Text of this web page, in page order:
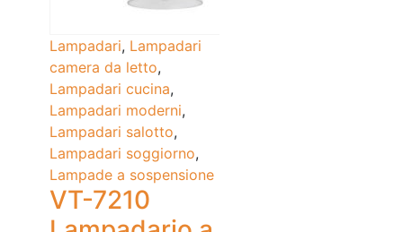
Lampadari, Lampadari
camera da letto,
Lampadari cucina,
Lampadari moderni,
Lampadari salotto,
Lampadari soggiorno,
Lampade a sospensione
VT-7210